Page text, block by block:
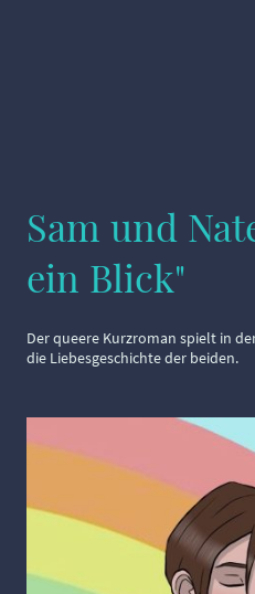
Sam und
ein Blick"
Der queere Kurzroman spielt in
die Liebesgeschichte der beiden.